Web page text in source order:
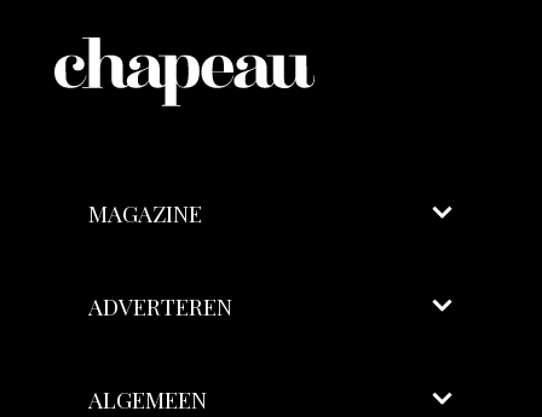
MAGAZINE
ADVERTEREN
ALGEMEEN